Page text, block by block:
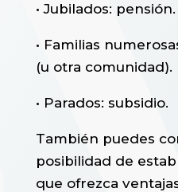
• Jubilados: pensión.
• Familias
(u otra comunidad).
• Parados: subsidio.
También puedes
posibilidad de
que ofrezca